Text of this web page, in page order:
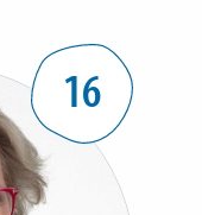
16